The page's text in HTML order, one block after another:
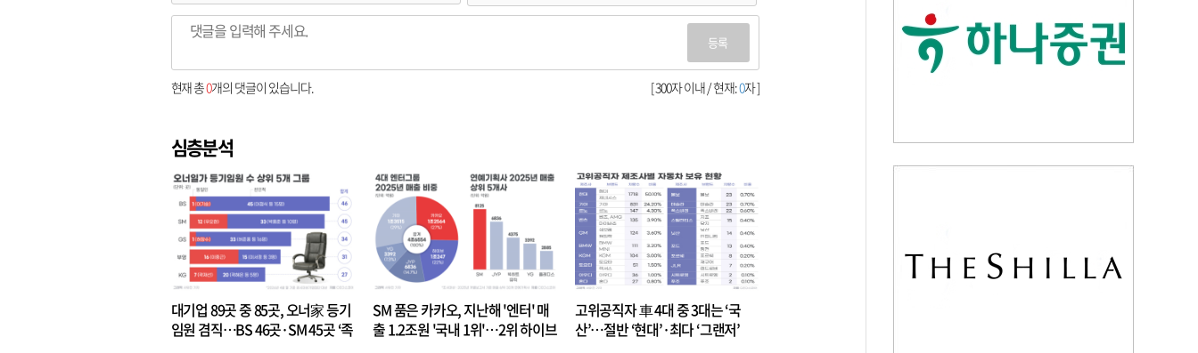
등록
[ 300자 이내 / 현재:0자 ]
현재 총0개의 댓글이 있습니다.
심층분석
대기업 89곳 중 85곳, 오너家 등기
임원 겸직…BS 46곳·SM 45곳 ‘족
SM 품은 카카오, 지난해 '엔터' 매
출 1.2조원 '국내 1위'…2위 하이브
고위공직자 車 4대 중 3대는 ‘국
산’…절반 ‘현대’·최다 ‘그랜저’